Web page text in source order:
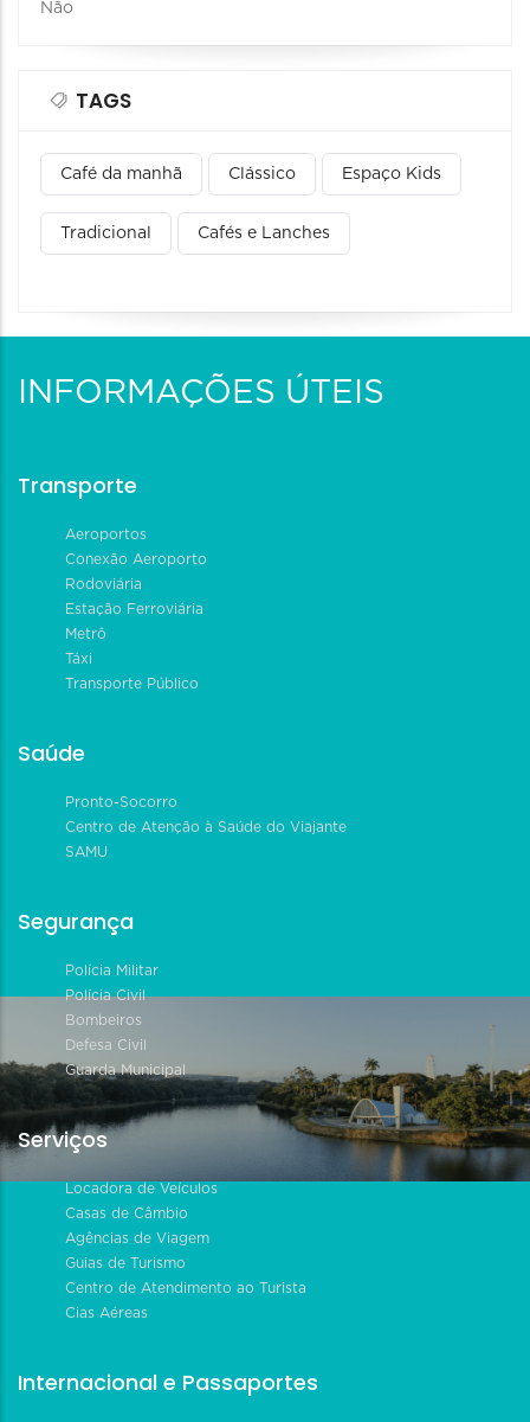
Não
TAGS
Café da manhã Clássico Espaço Kids
Tradicional Cafés e Lanches
INFORMAÇÕES ÚTEIS
Transporte
Aeroportos
Conexão Aeroporto
Rodoviária
Estação Ferroviária
Metrô
Táxi
Transporte Público
Saúde
Pronto-Socorro
Centro de Atenção à Saúde do Viajante
SAMU
Segurança
Polícia Militar
Polícia Civil
Bombeiros
Defesa Civil
Guarda Municipal
Serviços
Locadora de Veículos
Casas de Câmbio
Agências de Viagem
Guias de Turismo
Centro de Atendimento ao Turista
Cias Aéreas
Internacional e Passaportes